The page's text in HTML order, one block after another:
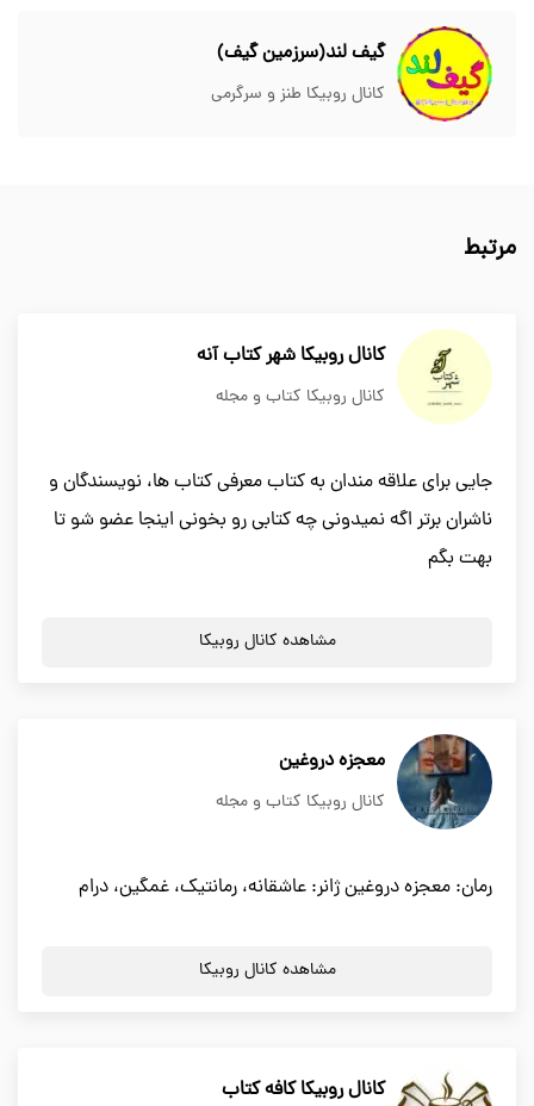
گیف لند(سرزمین گیف)
کانال روبیکا طنز و سرگرمی
مرتبط
کانال روبیکا شهر کتاب آنه
کانال روبیکا کتاب و مجله
جایی برای علاقه مندان به کتاب معرفی کتاب ها، نویسندگان و
ناشران برتر اگه نمیدونی چه کتابی رو بخونی اینجا عضو شو تا
بهت بگم
مشاهده کانال روبیکا
معجزه دروغین
کانال روبیکا کتاب و مجله
رمان: معجزه دروغین ژانر: عاشقانه، رمانتیک، غمگین، درام
مشاهده کانال روبیکا
کانال روبیکا کافه کتاب